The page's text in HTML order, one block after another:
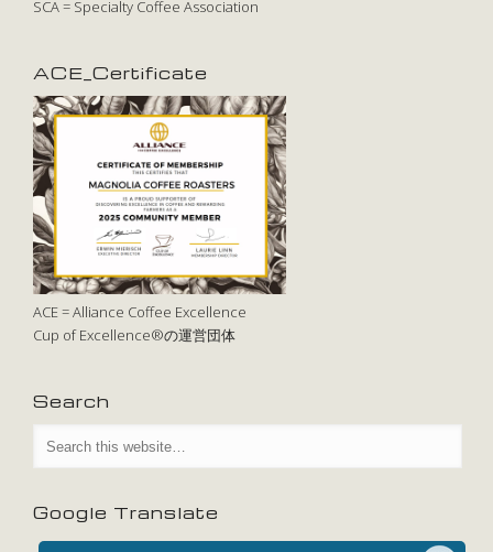
SCA = Specialty Coffee Association
ACE_Certificate
ACE = Alliance Coffee Excellence
Cup of Excellence®の運営団体
Search
Google Translate